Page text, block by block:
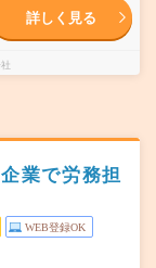
詳しく見る
業で労務担
WEB登録OK